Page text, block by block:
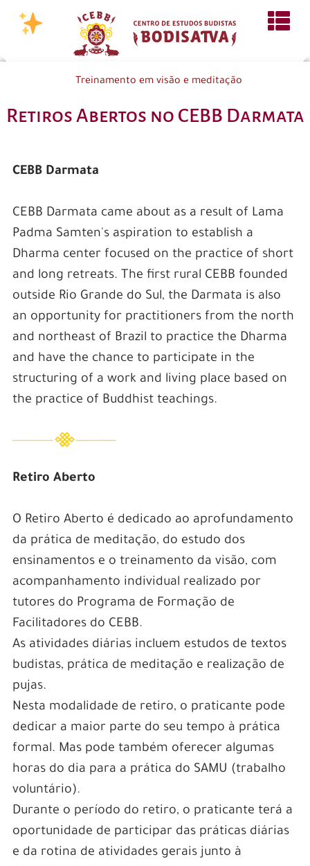
Treinamento em visão e meditação
Retiros Abertos no CEBB Darmata
CEBB Darmata
CEBB Darmata came about as a result of Lama
Padma Samten's aspiration to establish a
Dharma center focused on the practice of short
and long retreats. The first rural CEBB founded
outside Rio Grande do Sul, the Darmata is also
an opportunity for practitioners from the north
and northeast of Brazil to practice the Dharma
and have the chance to participate in the
structuring of a work and living place based on
the practice of Buddhist teachings.
Retiro Aberto
O Retiro Aberto é dedicado ao aprofundamento
da prática de meditação, do estudo dos
ensinamentos e o treinamento da visão, com
acompanhamento individual realizado por
tutores do Programa de Formação de
Facilitadores do CEBB.
As atividades diárias incluem estudos de textos
budistas, prática de meditação e realização de
pujas.
Nesta modalidade de retiro, o praticante pode
dedicar a maior parte do seu tempo à prática
formal. Mas pode também oferecer algumas
horas do dia para a prática do SAMU (trabalho
voluntário).
Durante o período do retiro, o praticante terá a
oportunidade de participar das práticas diárias
e da rotina de atividades gerais junto à